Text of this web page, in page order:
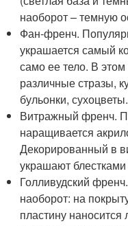
наоборот – темную
Фан-френч.
украшается самый
само ее тело. В
различные стразы,
бульонки, сухоцветы.
Витражный френч.
наращивается
Декорированный в
украшают
Голливудский
наоборот: на
пластину наносится